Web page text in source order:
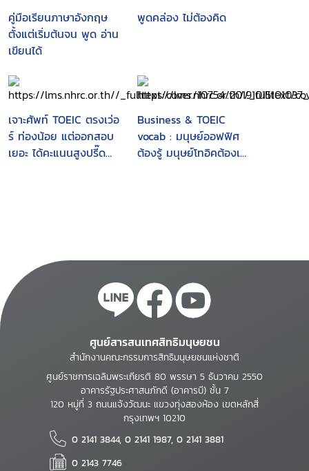
คู่มือเรียนภาษาอังกฤษ
ตั้งแต่เริ่มต้นจน พูด อ่าน
เขียนได้
พูดคล่อง ไม่ต้องคิด
เจาะศัพท์ TOEIC ตรงเว่อ
ร์ ท่องน้อย แต่ออกสอบ
เยอะ ได้คะแนนสูงปรี๊ด
Business & TOEIC
vocab : มนุษย์ออฟฟิศ
ต้องรู้ มนุษย์โทอิคต้องเต
ศูนย์สารสนเทศสิทธิมนุษยชน
สำนักงานคณะกรรมการสิทธิมนุษยชนแห่งชาติ
ศูนย์ราชการเฉลิมพระเกียรติ 80 พรรษา 5 ธันวาคม 2550
อาคารรัฐประศาสนภักดี (อาคารบี) ชั้น 7
120 หมู่ที่ 3 ถนนแจ้งวัฒนะ แขวงทุ่งสองห้อง เขตหลักสี่
กรุงเทพฯ 10210
0 2141 3844, 0 2141 1987, 0 2141 3881
0 2143 7746